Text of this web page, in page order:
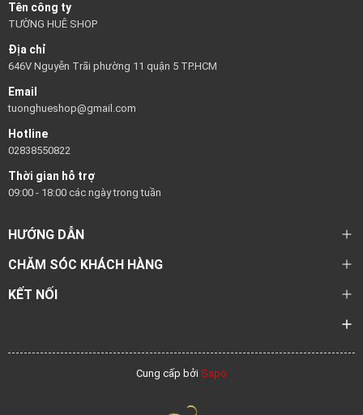
Tên công ty
TƯỜNG HUÊ SHOP
Địa chỉ
646V Nguyễn Trãi phường 11 quận 5 TP.HCM
Email
tuonghueshop@gmail.com
Hotline
02838550822
Thời gian hỗ trợ
09:00 - 18:00 các ngày trong tuần
HƯỚNG DẪN
CHĂM SÓC KHÁCH HÀNG
KẾT NỐI
Cung cấp bởi Sapo